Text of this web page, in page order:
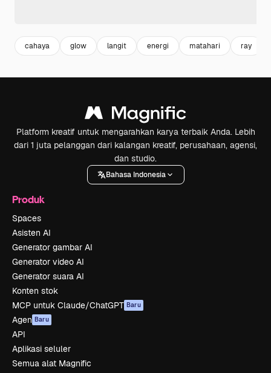
cahaya glow langit energi matahari ray
Platform kreatif untuk mengarahkan karya terbaik Anda. Lebih
dari 1 juta pelanggan dari kalangan kreatif, perusahaan, agensi,
dan studio.
Bahasa Indonesia
Produk
Spaces
Asisten AI
Generator gambar AI
Generator video AI
Generator suara AI
Konten stok
MCP untuk Claude/ChatGPT Baru
Agen Baru
API
Aplikasi seluler
Semua alat Magnific